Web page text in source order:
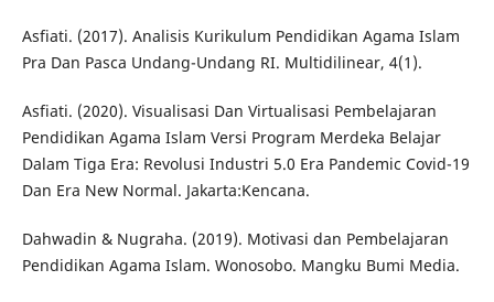
Asfiati. (2017). Analisis Kurikulum Pendidikan Agama Islam
Pra Dan Pasca Undang-Undang RI. Multidilinear, 4(1).
Asfiati. (2020). Visualisasi Dan Virtualisasi Pembelajaran
Pendidikan Agama Islam Versi Program Merdeka Belajar
Dalam Tiga Era: Revolusi Industri 5.0 Era Pandemic Covid-19
Dan Era New Normal. Jakarta:Kencana.
Dahwadin & Nugraha. (2019). Motivasi dan Pembelajaran
Pendidikan Agama Islam. Wonosobo. Mangku Bumi Media.